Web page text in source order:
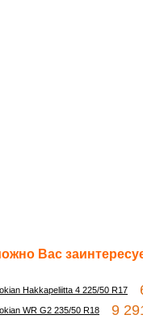
Вас
Hakkapeliitta 4 225/50 R17
WR G2 235/50 R18 9